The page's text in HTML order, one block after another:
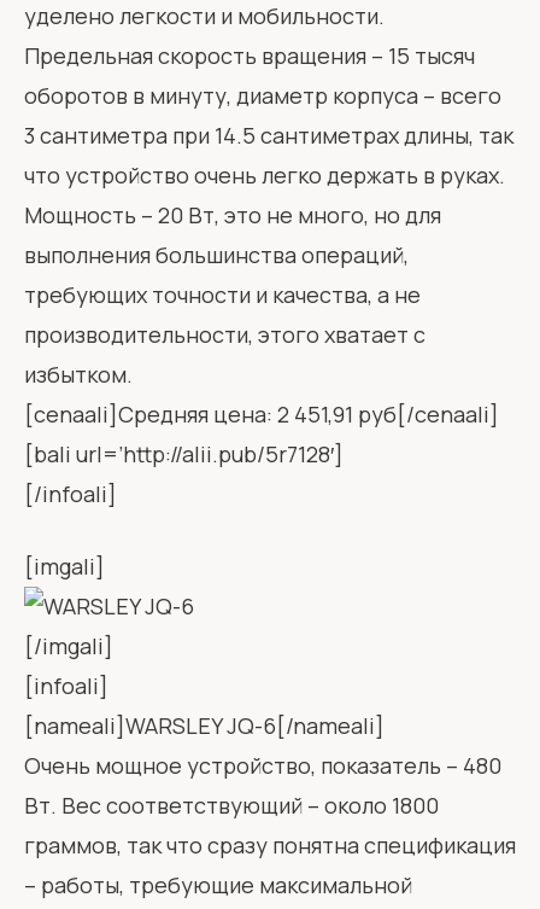
уделено легкости и мобильности.
Предельная скорость вращения – 15 тысяч
оборотов в минуту, диаметр корпуса – всего
3 сантиметра при 14.5 сантиметрах длины, так
что устройство очень легко держать в руках.
Мощность – 20 Вт, это не много, но для
выполнения большинства операций,
требующих точности и качества, а не
производительности, этого хватает с
избытком.
[cenaali]Средняя цена: 2 451,91 руб[/cenaali]
[bali url=’http://alii.pub/5r7128′]
[/infoali]
[imgali]
[/imgali]
[infoali]
[nameali]WARSLEY JQ-6[/nameali]
Очень мощное устройство, показатель – 480
Вт. Вес соответствующий – около 1800
граммов, так что сразу понятна спецификация
– работы, требующие максимальной